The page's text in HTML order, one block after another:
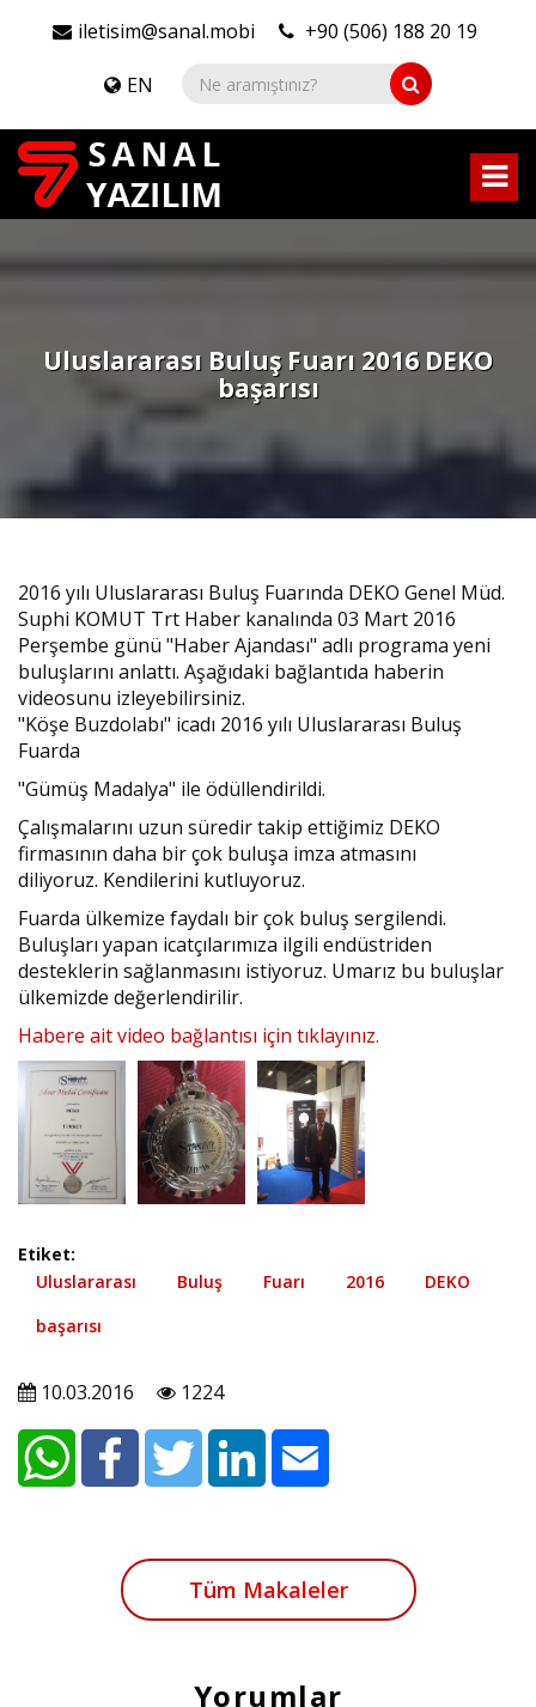
iletisim@sanal.mobi +90 (506) 188 20 19
EN
Uluslararası Buluş Fuarı 2016 DEKO
başarısı
2016 yılı Uluslararası Buluş Fuarında DEKO Genel Müd.
Suphi KOMUT Trt Haber kanalında 03 Mart 2016
Perşembe günü "Haber Ajandası" adlı programa yeni
buluşlarını anlattı. Aşağıdaki bağlantıda haberin
videosunu izleyebilirsiniz.
"Köşe Buzdolabı" icadı 2016 yılı Uluslararası Buluş
Fuarda
"Gümüş Madalya" ile ödüllendirildi.
Çalışmalarını uzun süredir takip ettiğimiz DEKO
firmasının daha bir çok buluşa imza atmasını
diliyoruz. Kendilerini kutluyoruz.
Fuarda ülkemize faydalı bir çok buluş sergilendi.
Buluşları yapan icatçılarımıza ilgili endüstriden
desteklerin sağlanmasını istiyoruz. Umarız bu buluşlar
ülkemizde değerlendirilir.
Habere ait video bağlantısı için tıklayınız.
Etiket:
Uluslararası
Buluş Fuarı 2016
DEKO
başarısı
10.03.2016 1224
Tüm Makaleler
Yorumlar